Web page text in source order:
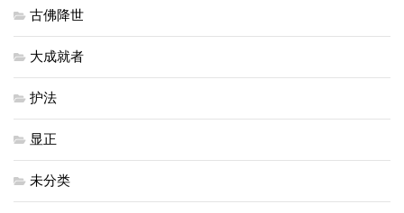
古佛降世
大成就者
护法
显正
未分类